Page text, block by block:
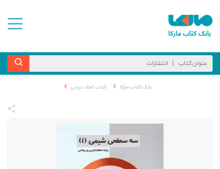
بانک کتاب مارکا کتاب کمک درسی